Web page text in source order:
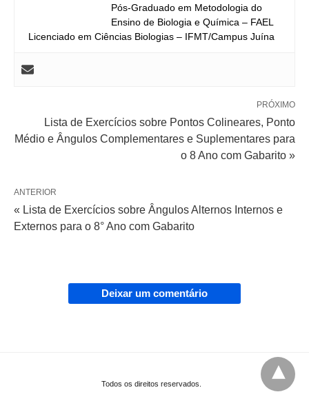
Pós-Graduado em Metodologia do
Ensino de Biologia e Química – FAEL
Licenciado em Ciências Biologias – IFMT/Campus Juína
PRÓXIMO
Lista de Exercícios sobre Pontos Colineares, Ponto
Médio e Ângulos Complementares e Suplementares para
o 8 Ano com Gabarito »
ANTERIOR
« Lista de Exercícios sobre Ângulos Alternos Internos e
Externos para o 8° Ano com Gabarito
Deixar um comentário
Todos os direitos reservados.